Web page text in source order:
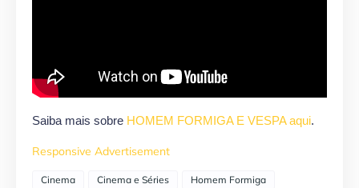
Saiba mais sobre HOMEM FORMIGA E VESPA aqui.
Responsive Advertisement
Cinema Cinema e Séries
Homem Formiga